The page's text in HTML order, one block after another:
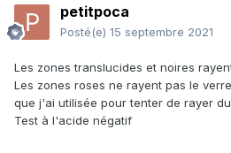
petitpoca
Posté(e) 15 septembre 2021
Les zones translucides et noires
Les zones roses ne rayent pas le
que j'ai utilisée pour tenter de rayer
Test à l'acide négatif